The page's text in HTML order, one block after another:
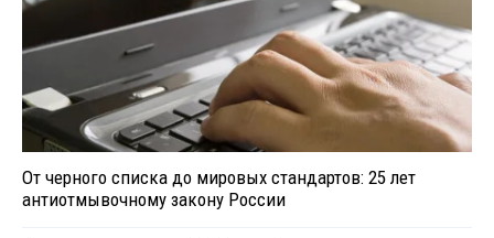
От черного списка до мировых стандартов: 25 лет
антиотмывочному закону России